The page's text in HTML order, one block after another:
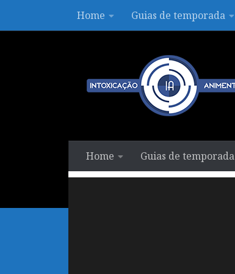
Skip to contentHome Guias de temporada
Home Guias de temporada